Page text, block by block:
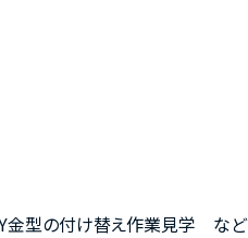
金型の付け替え作業見学 など